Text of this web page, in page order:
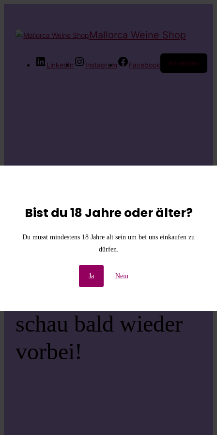
Bist du 18 Jahre oder älter?
Du musst mindestens 18 Jahre alt sein um bei uns einkaufen zu
dürfen.
Ja Nein
Mallorca Weine Shop
LinkedIn Instagram Facebook Anmelden
die
Unannehmlichkeiten!
Wir arbeiten an einer
schau bald wieder
vorbei!